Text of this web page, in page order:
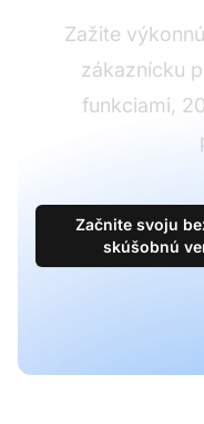
Zažite
zákaznícku
funkciami,
Začnite svoju
skúšobnú